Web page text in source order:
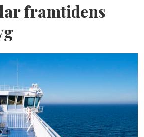
framtidens